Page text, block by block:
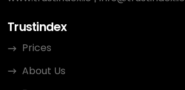
Trustindex
Prices
About Us